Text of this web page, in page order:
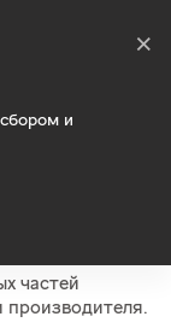
и
×
программы
частей
производителя.